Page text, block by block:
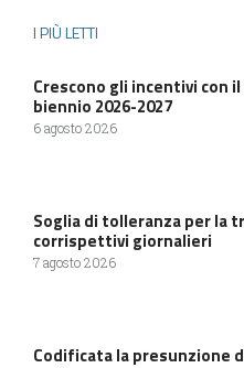
I PIÙ LETTI
Crescono gli incentivi con
biennio 2026-2027
6 agosto 2026
Soglia di tolleranza per la
corrispettivi giornalieri
7 agosto 2026
Codificata la presunzione